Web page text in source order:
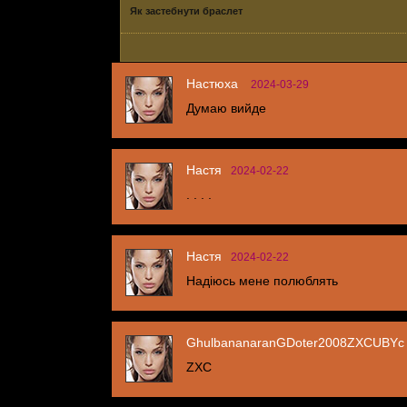
Як застебнути браслет
Настюха 2024-03-29
Думаю вийде
Настя 2024-02-22
Настя 2024-02-22
Надіюсь мене полюблять
GhulbananaranGDoter2008ZXCUBYc
ZXC